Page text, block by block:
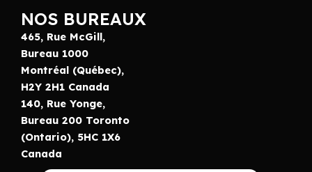
NOS BUREAUX
465, Rue McGill,
Bureau 1000
Montréal (Québec),
H2Y 2H1 Canada
140, Rue Yonge,
Bureau 200 Toronto
(Ontario), 5HC 1X6
Canada